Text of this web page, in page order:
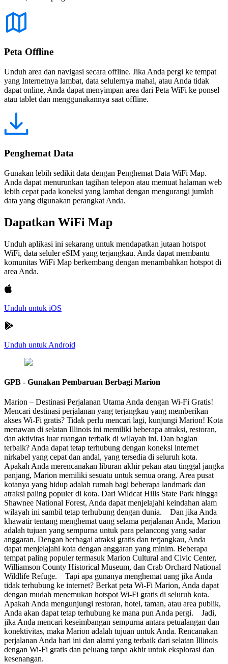
Peta Offline
Unduh area dan navigasi secara offline. Jika Anda pergi ke tempat
yang Internetnya lambat, data selulernya mahal, atau Anda tidak
dapat online, Anda dapat menyimpan area dari Peta WiFi ke ponsel
atau tablet dan menggunakannya saat offline.
Penghemat Data
Gunakan lebih sedikit data dengan Penghemat Data WiFi Map.
Anda dapat menurunkan tagihan telepon atau memuat halaman web
lebih cepat pada koneksi yang lambat dengan mengurangi jumlah
data yang digunakan perangkat Anda.
Dapatkan WiFi Map
Unduh aplikasi ini sekarang untuk mendapatkan jutaan hotspot
WiFi, data seluler eSIM yang terjangkau. Anda dapat membantu
komunitas WiFi Map berkembang dengan menambahkan hotspot di
area Anda.
Unduh untuk iOS
Unduh untuk Android
GPB - Gunakan Pembaruan Berbagi Marion
Marion – Destinasi Perjalanan Utama Anda dengan Wi-Fi Gratis!
Mencari destinasi perjalanan yang terjangkau yang memberikan
akses Wi-Fi gratis? Tidak perlu mencari lagi, kunjungi Marion! Kota
menawan di selatan Illinois ini memiliki beberapa atraksi, restoran,
dan aktivitas luar ruangan terbaik di wilayah ini. Dan bagian
terbaik? Anda dapat tetap terhubung dengan koneksi internet
nirkabel yang cepat dan andal, yang tersedia di seluruh kota.
Apakah Anda merencanakan liburan akhir pekan atau tinggal jangka
panjang, Marion memiliki sesuatu untuk semua orang. Area pusat
kotanya yang hidup adalah rumah bagi beberapa landmark dan
atraksi paling populer di kota. Dari Wildcat Hills State Park hingga
Shawnee National Forest, Anda dapat menjelajahi keindahan alam
wilayah ini sambil tetap terhubung dengan dunia. Dan jika Anda
khawatir tentang menghemat uang selama perjalanan Anda, Marion
adalah tujuan yang sempurna untuk para pelancong yang sadar
anggaran. Dengan berbagai atraksi gratis dan terjangkau, Anda
dapat menjelajahi kota dengan anggaran yang minim. Beberapa
tempat paling populer termasuk Marion Cultural and Civic Center,
Williamson County Historical Museum, dan Crab Orchard National
Wildlife Refuge. Tapi apa gunanya menghemat uang jika Anda
tidak terhubung ke internet? Berkat peta Wi-Fi Marion, Anda dapat
dengan mudah menemukan hotspot Wi-Fi gratis di seluruh kota.
Apakah Anda mengunjungi restoran, hotel, taman, atau area publik,
Anda akan dapat tetap terhubung ke mana pun Anda pergi. Jadi,
jika Anda mencari keseimbangan sempurna antara petualangan dan
konektivitas, maka Marion adalah tujuan untuk Anda. Rencanakan
perjalanan Anda hari ini dan alami yang terbaik dari selatan Illinois
dengan Wi-Fi gratis dan peluang tanpa akhir untuk eksplorasi dan
kesenangan.